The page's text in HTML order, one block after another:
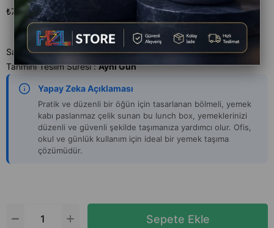
₺799,00 `den başlayan taksitlerle
Satıcı : HZL STORE
Tahmini Teslim Süresi : Aynı Gün
Yapay Zeka Açıklaması
Pratik ve düzenli bir öğün için tasarlanan bölmeli, yemek
kabı paslanmaz çelik sunan bu lunch box, yemeklerinizi
düzenli ve güvenli şekilde taşımanıza yardımcı olur. Ofis,
okul ve günlük kullanım için ideal bir yemek taşıma
çözümüdür.